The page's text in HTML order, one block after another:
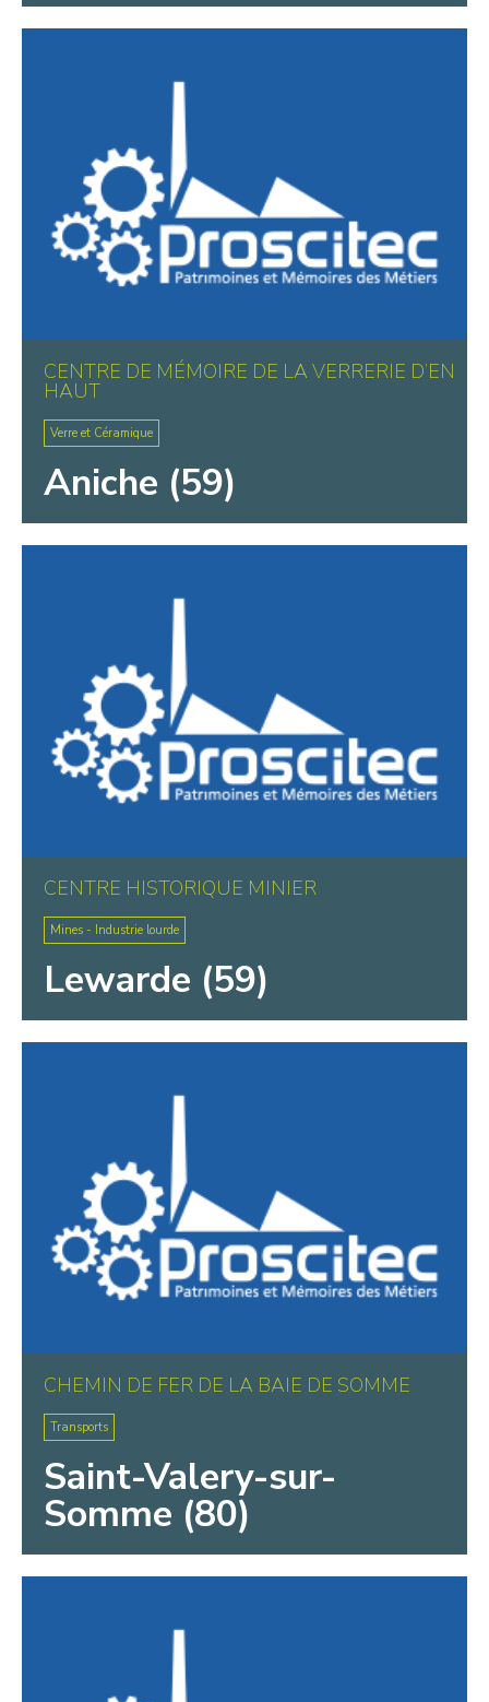
CENTRE DE MÉMOIRE DE LA VERRERIE D’EN
HAUT
Verre et Céramique
Aniche (59)
CENTRE HISTORIQUE MINIER
Mines - Industrie lourde
Lewarde (59)
CHEMIN DE FER DE LA BAIE DE SOMME
Transports
Saint-Valery-sur-
Somme (80)